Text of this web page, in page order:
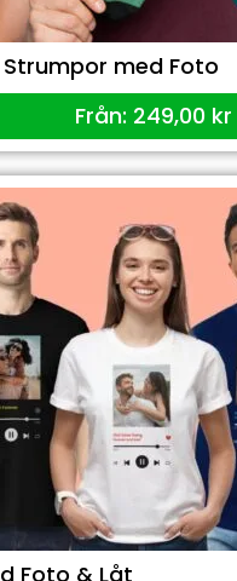
med Foto
Från: 249,00 kr
Foto & Låt